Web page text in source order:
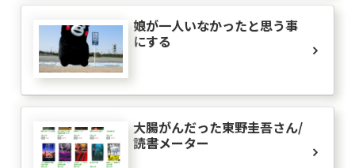
娘が一人いなかったと思う事
にする
大腸がんだった東野圭吾さん/
読書メーター